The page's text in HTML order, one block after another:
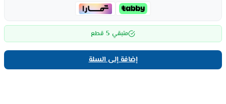
متبقي 5 قطع
إضافة إلى السلة